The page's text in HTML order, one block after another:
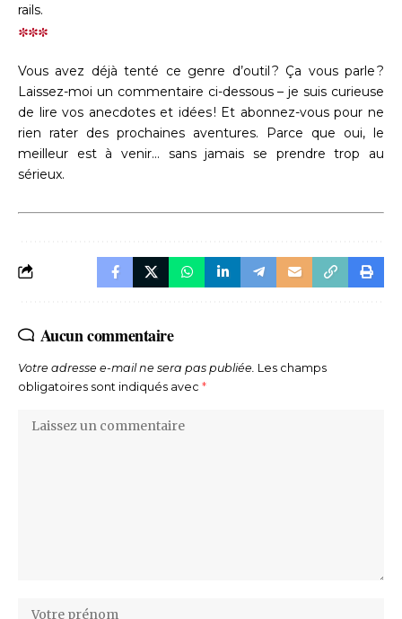
rails.
***
Vous avez déjà tenté ce genre d’outil ? Ça vous parle ?
Laissez-moi un commentaire ci-dessous – je suis curieuse
de lire vos anecdotes et idées ! Et abonnez-vous pour ne
rien rater des prochaines aventures. Parce que oui, le
meilleur est à venir… sans jamais se prendre trop au
sérieux.
Aucun commentaire
Votre adresse e-mail ne sera pas publiée. Les champs
obligatoires sont indiqués avec *